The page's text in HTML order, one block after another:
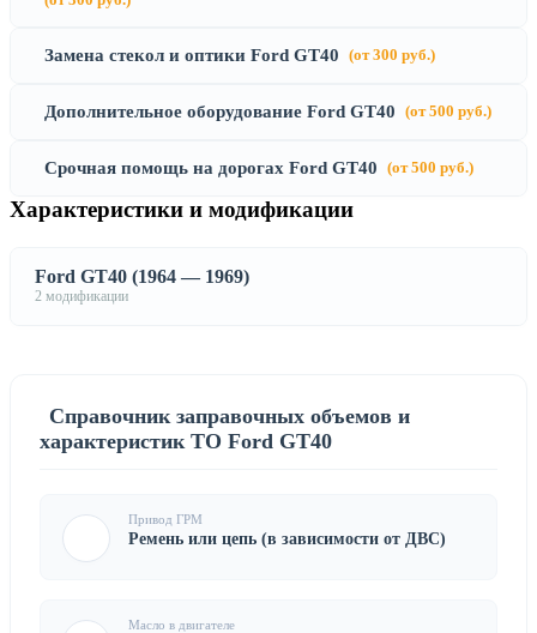
Замена стекол и оптики Ford GT40 (от 300 руб.)
Дополнительное оборудование Ford GT40 (от 500 руб.)
Срочная помощь на дорогах Ford GT40 (от 500 руб.)
Характеристики и модификации
Ford GT40 (1964 — 1969)
2 модификации
Справочник заправочных объемов и
характеристик ТО Ford GT40
Привод ГРМ
Ремень или цепь (в зависимости от ДВС)
Масло в двигателе